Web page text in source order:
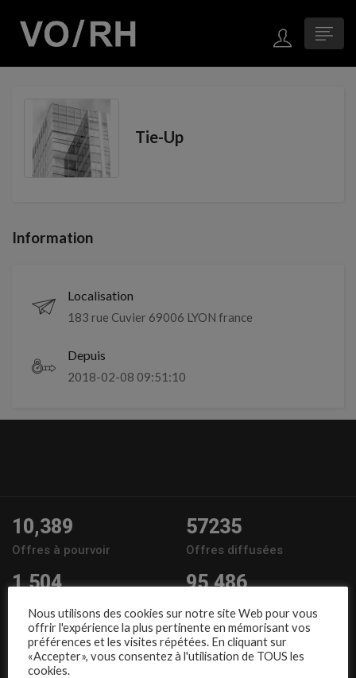
Tie-Up
Information
Localisation
183 rue Cuvier 69006 LYON france
Depuis
2018-02-08 09:51:10
10,389
Offres à pourvoir
57235
Offres diffusées
1,504
Entreprises
95,486
Candidats
Nous suivre
Nous utilisons des cookies sur notre site Web pour vous
offrir l'expérience la plus pertinente en mémorisant vos
préférences et les visites répétées. En cliquant sur
«Accepter», vous consentez à l'utilisation de TOUS les
cookies.